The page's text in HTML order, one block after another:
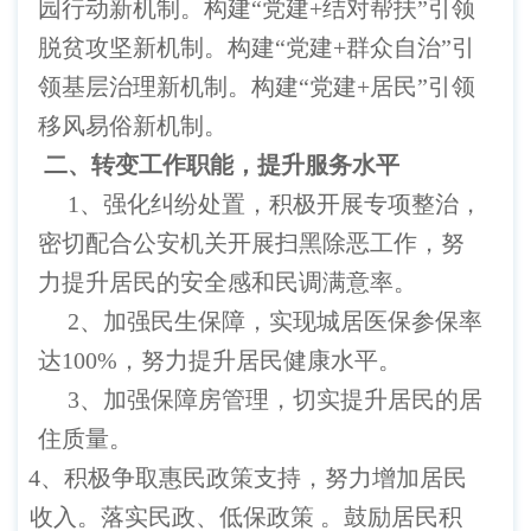
园行动新机制。构建“党建+结对帮扶”引领
脱贫攻坚新机制。构建“党建+群众自治”引
领基层治理新机制。构建“党建+居民”引领
移风易俗新机制。
二、转变工作职能，提升服务水平
1 、强化纠纷处置，积极开展专项整治，
密切配合公安机关开展扫黑除恶工作，努
力提升居民的安全感和民调满意率。
2、加强民生保障，实现城居医保参保率
达100% ，努力提升居民健康水平。
3、加强保障房管理，切实提升居民的居
住质量。
、积极争取惠民政策支持，努力增加居民
收入。落实民政、低保政策 。鼓励居民积